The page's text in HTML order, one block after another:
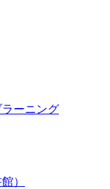
ーニング
）